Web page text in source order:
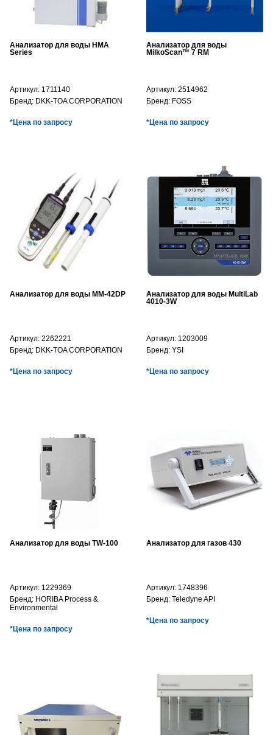
Анализатор для воды HMA
Series
Артикул: 1711140
Бренд: DKK-TOA CORPORATION
*Цена по запросу
Анализатор для воды
MilkoScan™ 7 RM
Артикул: 2514962
Бренд: FOSS
*Цена по запросу
Анализатор для воды MM-42DP
Артикул: 2262221
Бренд: DKK-TOA CORPORATION
*Цена по запросу
Анализатор для воды MultiLab
4010-3W
Артикул: 1203009
Бренд: YSI
*Цена по запросу
Анализатор для воды TW-100
Артикул: 1229369
Бренд: HORIBA Process &
Environmental
*Цена по запросу
Анализатор для газов 430
Артикул: 1748396
Бренд: Teledyne API
*Цена по запросу